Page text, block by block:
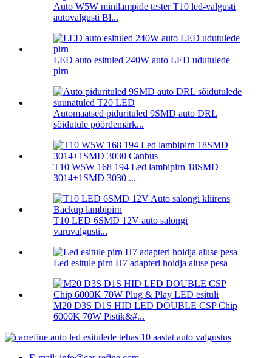
Auto W5W minilampide tester T10 led-valgusti
autovalgusti Bl...
LED auto esituled 240W auto LED udutulede
pirn
Automaatsed pidurituled 9SMD auto DRL
sõidutule pöördemärk...
T10 W5W 168 194 Led lambipirn 18SMD
3014+1SMD 3030 ...
T10 LED 6SMD 12V auto salongi
varuvalgusti...
Led esitule pirn H7 adapteri hoidja aluse pesa
M20 D3S D1S HID LED DOUBLE CSP Chip
6000K 70W Pistik&#...